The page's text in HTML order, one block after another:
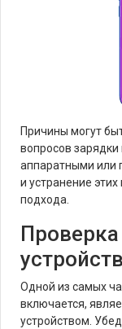
Причины могут
вопросов
аппаратными или
и устранение
подхода.
Проверка
Одной из самых
включается,
устройством.